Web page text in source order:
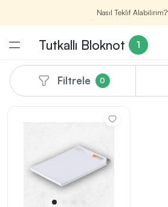
Nasıl Teklif Alabilirim?
Promosyon Ürünlerini Bul!
üretici firma garantisi ile Promozone’da
keşfedebilirsin.
Tutkallı Bloknot 1
Filtrele 0